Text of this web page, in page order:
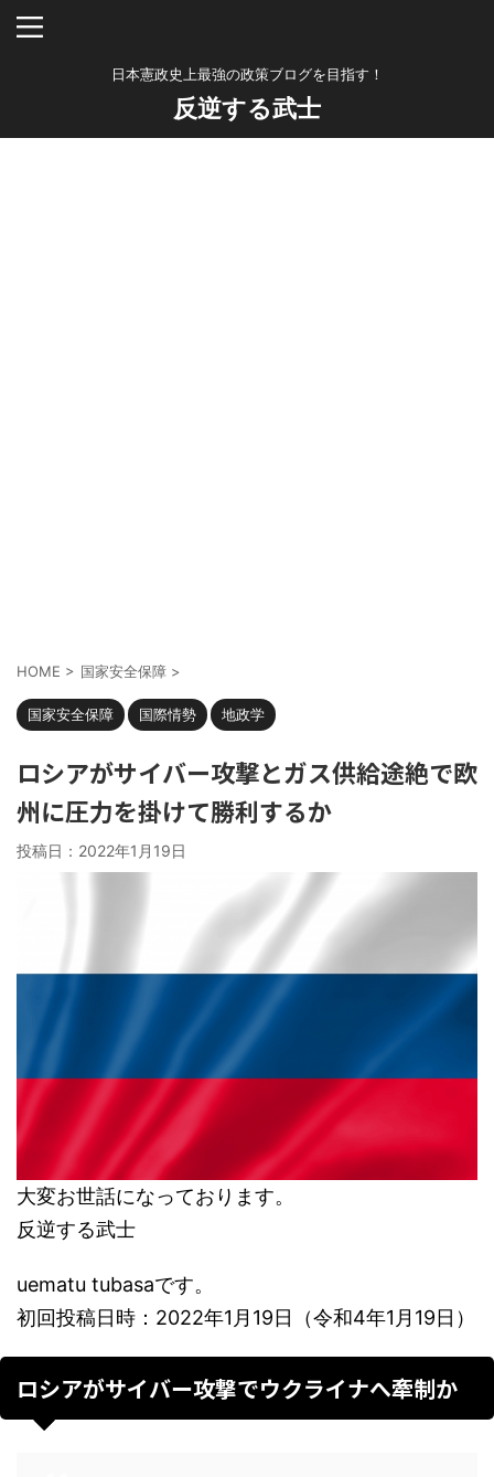
日本憲政史上最強の政策ブログを目指す！
反逆する武士
HOME > 国家安全保障 >
国家安全保障 国際情勢 地政学
ロシアがサイバー攻撃とガス供給途絶で欧
州に圧力を掛けて勝利するか
投稿日： 2022年1月19日
大変お世話になっております。
反逆する武士
uematu tubasaです。
初回投稿日時：2022年1月19日（令和4年1月19日）
ロシアがサイバー攻撃でウクライナへ牽制か